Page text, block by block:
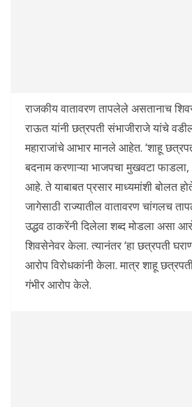
राजकीय वातावरण तापलेले असतानाच
राऊत यांनी छत्रपती संभाजीराजे यांचे
महाराजांचे आभार मानले आहेत. ‘शाहू
बदनाम करणाऱ्या भाजपचा मुखवटा
आहे. ते याबाबत प्रसार माध्यमांशी बोलत
जागेसाठी राज्यातील वातावरण चांगलच
उद्धव ठाकरेंनी दिलेला शब्द मोडला असा
शिवसेनेवर केला. त्यानंतर ‘हा छत्रपती
आरोप विरोधकांनी केला. मात्र शाहू
गंभीर आरोप केले.